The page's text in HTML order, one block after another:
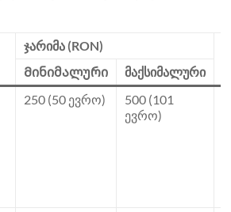
ჯარიმა (RON)
Მინიმალური
მაქსიმალური
250 (50 ევრო)
500 (101
ევრო)